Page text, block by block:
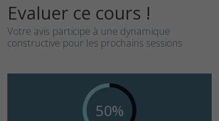
Evaluer ce cours !
Votre avis participe à une dynamique
constructive pour les prochains sessions
50%